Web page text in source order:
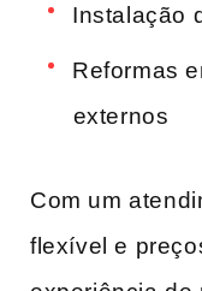
Instalação
Reformas​
⁢externos
Com um
flexível e